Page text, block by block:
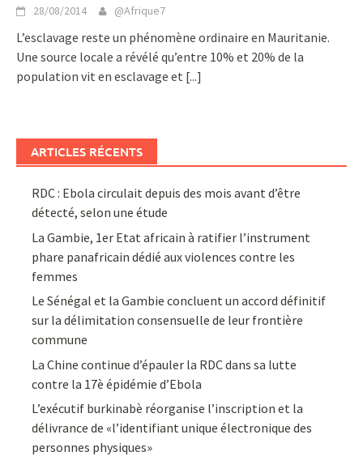
28/08/2014 @Afrique7
L’esclavage reste un phénomène ordinaire en Mauritanie.
Une source locale a révélé qu’entre 10% et 20% de la
population vit en esclavage et [...]
ARTICLES RÉCENTS
RDC : Ebola circulait depuis des mois avant d’être
détecté, selon une étude
La Gambie, 1er Etat africain à ratifier l’instrument
phare panafricain dédié aux violences contre les
femmes
Le Sénégal et la Gambie concluent un accord définitif
sur la délimitation consensuelle de leur frontière
commune
La Chine continue d’épauler la RDC dans sa lutte
contre la 17è épidémie d’Ebola
L’exécutif burkinabè réorganise l’inscription et la
délivrance de «l’identifiant unique électronique des
personnes physiques»